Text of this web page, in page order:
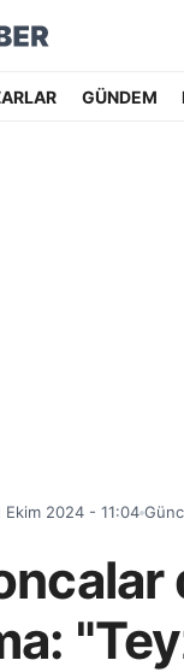
GÜNDEM
Ekim 2024 - 11:04